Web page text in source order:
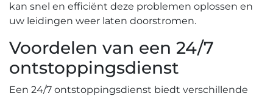
kan snel en efficiënt deze problemen oplossen en
uw leidingen weer laten doorstromen.​
Voordelen van een 24/7
ontstoppingsdienst
Een 24/7 ontstoppingsdienst biedt verschillende